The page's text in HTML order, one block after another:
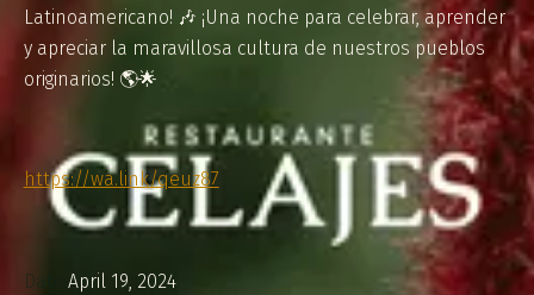
Latinoamericano! 🎶 ¡Una noche para celebrar, aprender
y apreciar la maravillosa cultura de nuestros pueblos
originarios! 🌎🌟
https://wa.link/qeuz87
Date: April 19, 2024